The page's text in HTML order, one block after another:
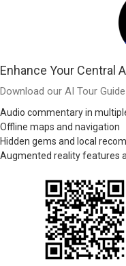
Enhance Your Central
Download our AI Tour
Audio commentary in
Offline maps and navigation
Hidden gems and local
Augmented reality features